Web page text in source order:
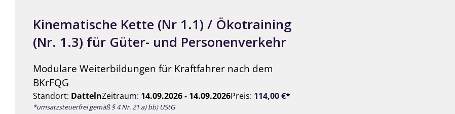
Kinematische Kette (Nr 1.1) / Ökotraining
(Nr. 1.3) für Güter- und Personenverkehr
Modulare Weiterbildungen für Kraftfahrer nach dem
BKrFQG
Standort: DattelnZeitraum: 14.09.2026 - 14.09.2026Preis: 114,00€*
*umsatzsteuerfrei gemäß § 4 Nr. 21 a) bb) UStG